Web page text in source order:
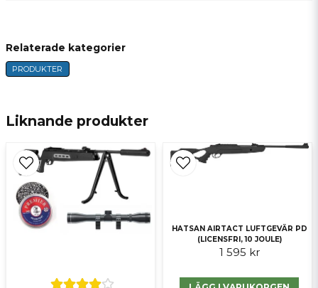
name
Namn
Ja, ni får publicera min fråga
Liknande produkter
HATSAN AIRTACT LUFTGEVÄR PD
(LICENSFRI, 10 JOULE)
1 595 kr
Relaterade kategorier
PRODUKTER